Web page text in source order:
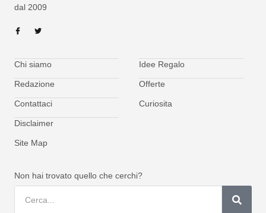
dal 2009
Chi siamo
Redazione
Contattaci
Disclaimer
Site Map
Idee Regalo
Offerte
Curiosita
Non hai trovato quello che cerchi?